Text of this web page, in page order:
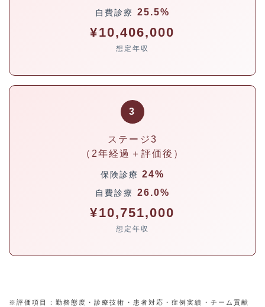
自費診療 25.5%
¥10,406,000
想定年収
3
ステージ3
（2年経過＋評価後）
保険診療24%
自費診療 26.0%
¥10,751,000
想定年収
※評価項目：勤務態度・診療技術・患者対応・症例実績・チーム貢献